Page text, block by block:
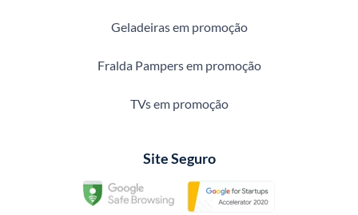
Geladeiras em promoção
Fralda Pampers em promoção
TVs em promoção
Site Seguro